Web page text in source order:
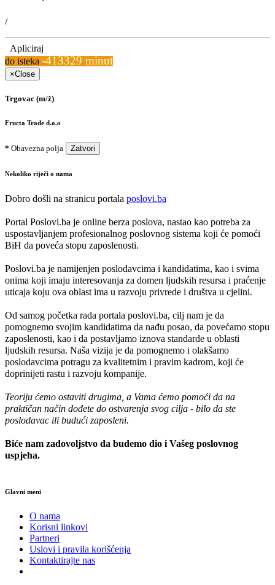
/
Apliciraj
do isteka -413329 minut
×Close
Trgovac (m/ž)
Fructa Trade d.o.o
* Obavezna polja Zatvori
Nekoliko riječi o nama
Dobro došli na stranicu portala poslovi.ba
Portal Poslovi.ba je online berza poslova, nastao kao potreba za
uspostavljanjem profesionalnog poslovnog sistema koji će pomoći
BiH da poveća stopu zaposlenosti.
Poslovi.ba je namijenjen poslodavcima i kandidatima, kao i svima
onima koji imaju interesovanja za domen ljudskih resursa i praćenje
uticaja koju ova oblast ima u razvoju privrede i društva u cjelini.
Od samog početka rada portala poslovi.ba, cilj nam je da
pomognemo svojim kandidatima da nađu posao, da povećamo stopu
zaposlenosti, kao i da postavljamo iznova standarde u oblasti
ljudskih resursa. Naša vizija je da pomognemo i olakšamo
poslodavcima potragu za kvalitetnim i pravim kadrom, koji će
doprinijeti rastu i razvoju kompanije.
Teoriju ćemo ostaviti drugima, a Vama ćemo pomoći da na
praktičan način dođete do ostvarenja svog cilja - bilo da ste
poslodavac ili budući zaposleni.
Biće nam zadovoljstvo da budemo dio i Vašeg poslovnog
uspjeha.
Glavni meni
O nama
Korisni linkovi
Partneri
Uslovi i pravila korišćenja
Kontaktirajte nas